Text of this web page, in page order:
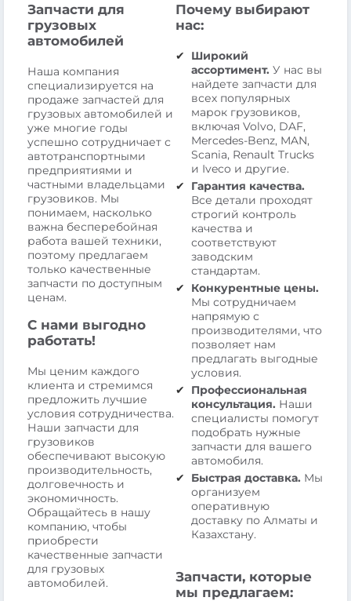
Запчасти для
грузовых
автомобилей
Наша компания
специализируется на
продаже запчастей для
грузовых автомобилей и
уже многие годы
успешно сотрудничает с
автотранспортными
предприятиями и
частными владельцами
грузовиков. Мы
понимаем, насколько
важна бесперебойная
работа вашей техники,
поэтому предлагаем
только качественные
запчасти по доступным
ценам.
С нами выгодно
работать!
Мы ценим каждого
клиента и стремимся
предложить лучшие
условия сотрудничества.
Наши запчасти для
грузовиков
обеспечивают высокую
производительность,
долговечность и
экономичность.
Обращайтесь в нашу
компанию, чтобы
приобрести
качественные запчасти
для грузовых
автомобилей.
Почему выбирают
нас:
Широкий
ассортимент. У нас вы
найдете запчасти для
всех популярных
марок грузовиков,
включая Volvo, DAF,
Mercedes-Benz, MAN,
Scania, Renault Trucks
и Iveco и другие.
Гарантия качества.
Все детали проходят
строгий контроль
качества и
соответствуют
заводским
стандартам.
Конкурентные цены.
Мы сотрудничаем
напрямую с
производителями, что
позволяет нам
предлагать выгодные
условия.
Профессиональная
консультация. Наши
специалисты помогут
подобрать нужные
запчасти для вашего
автомобиля.
Быстрая доставка. Мы
организуем
оперативную
доставку по Алматы и
Казахстану.
Запчасти, которые
мы предлагаем: